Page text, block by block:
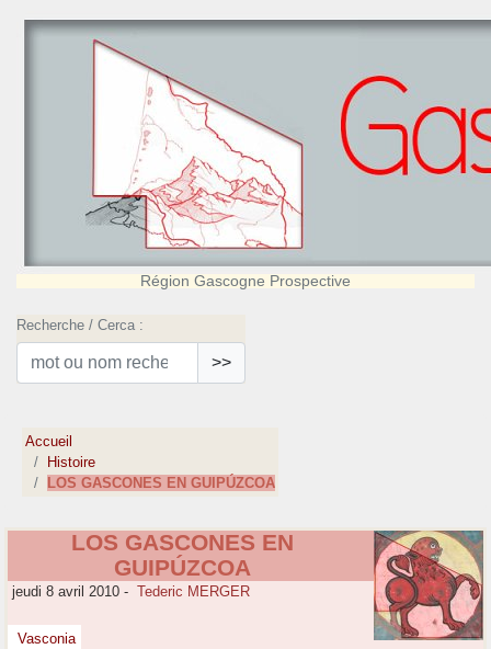
Région Gascogne Prospective
Recherche / Cerca :
>>
Accueil
Histoire
LOS GASCONES EN GUIPÚZCOA
LOS GASCONES EN
GUIPÚZCOA
jeudi 8 avril 2010 - Tederic MERGER
Vasconia